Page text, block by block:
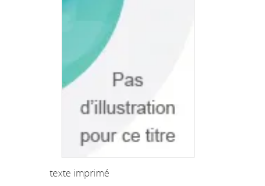
texte imprimé